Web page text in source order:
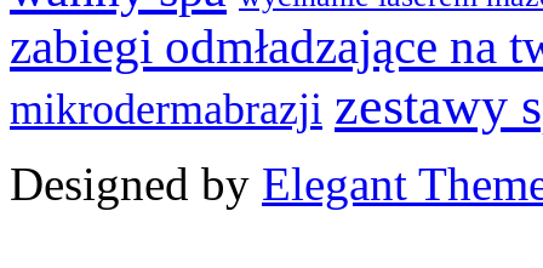
zabiegi odmładzające na
mikrodermabrazji zestawy
Designed by Elegant